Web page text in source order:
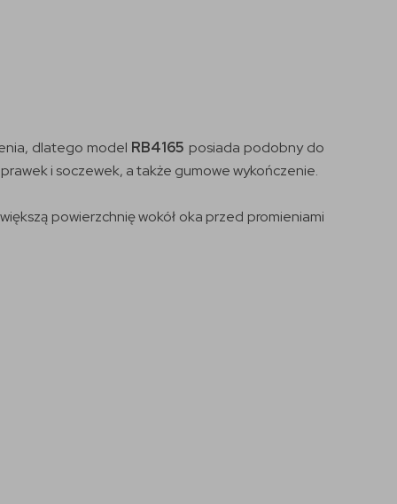
dlatego model RB4165 posiada podobny do
i soczewek, a także gumowe wykończenie.
powierzchnię wokół oka przed promieniami